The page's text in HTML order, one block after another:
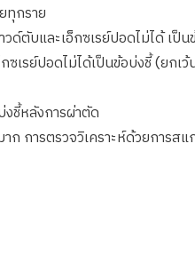
ทุกราย
ด์ตับและเอ็กซเรย์ปอดไม่ได้ เป็น
รย์ปอดไม่ได้เป็นข้อบ่งชี้ (ยกเว้
งชี้หลังการผ่าตัด
การตรวจวิเคราะห์ด้วยการส